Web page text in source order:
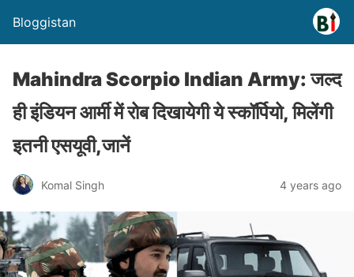
Bloggistan
Mahindra Scorpio Indian Army: जल्द
ही इंडियन आर्मी में रोब दिखायेगी ये स्कॉर्पियो, मिलेंगी
इतनी एसयूवी,जानें
Komal Singh 4 years ago